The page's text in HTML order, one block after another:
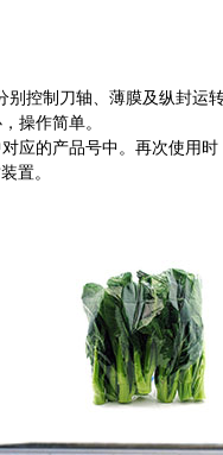
控制刀轴、薄膜及纵封运
操作简单。
的产品号中。再次使用
置。